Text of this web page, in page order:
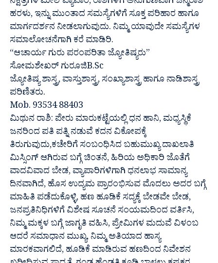
ಹರಳು, ಇನ್ನು ಮುಂತಾದ ಸಮಸ್ಯೆಗಳಿಗೆ ಸೂಕ್ತ ಪರಿಹಾರ ಹಾಗೂ
ಮಾರ್ಗದರ್ಶನ ನೀಡಲಾಗುವುದು. ನಿಮ್ಮ ಯಾವುದೇ ಸಮಸ್ಯೆಗಳ
ಸಮಾಲೋಚನೆಗಾಗಿ ಕರೆ ಮಾಡಿರಿ.
“ಆಚಾರ್ಯ ಗುರು ಪರಂಪರಿತಾ ಜ್ಯೋತಿಷ್ಯರು”
ಸೋಮಶೇಖರ್ ಗುರೂಜಿB.Sc
ಜ್ಯೋತಿಷ್ಯ ಶಾಸ್ತ್ರ, ವಾಸ್ತುಶಾಸ್ತ್ರ, ಸಂಖ್ಯಾಶಾಸ್ತ್ರ ಹಾಗೂ ನಾಡಿಶಾಸ್ತ್ರ
ಪರಿಣಿತರು.
Mob. 93534 88403
ಮಿಥುನ ರಾಶಿ: ಪೇರು ಮಾರುಕಟ್ಟೆಯಲ್ಲಿ ಧನ ಹಾನಿ, ಮಧ್ಯಸ್ಥಿಕೆ
ಜನರಿಂದ ಪತಿ ಪತ್ನಿ ನಡುವೆ ಕದನ ವಿಕೋಪಕ್ಕೆ
ತಿರುಗುವುದು,ಕಚೇರಿಗೆ ಸಂಬಂಧಿಸಿದ ಬಹುಮುಖ್ಯ ದಾಖಲಾತಿ
ಮಿಸ್ಸಿಂಗ್ ಆಗಿರುವ ಬಗ್ಗೆ ಚಿಂತನೆ, ಹಿರಿಯ ಅಧಿಕಾರಿ ಜೊತೆಗೆ
ವಾದವಿವಾದ ಬೇಡ, ವ್ಯಾಪಾರಿಗಳಿಗಾಗಿ ಧನಲಾಭ ಸಾಮಾನ್ಯ
ದಿನವಾಗಿದೆ, ಹೊಸ ಉದ್ಯಮ ಪ್ರಾರಂಭಿಸುವ ಮೊದಲು ಅದರ ಬಗ್ಗೆ
ಮಾಹಿತಿ ಪಡೆದುಕೊಳ್ಳಿ, ಹಣ ಹೂಡಿಕೆ ಸದ್ಯಕ್ಕೆ ಬೇಡವೇ ಬೇಡ,
ಜನಪ್ರತಿನಿಧಿಗಳಿಗೆ ವಿಶೇಷ ಸೂಚನೆ ಸಂಯಮದಿಂದ ವರ್ತಿಸಿ,
ನಿಮ್ಮ ಮಕ್ಕಳ ಬಗ್ಗೆ ಜಾಗೃತಿ ವಹಿಸಿ, ಪ್ರೇಮಿಗಳ ಮದುವೆ ವಿಳಂಬ
ಆದರೆ ಸಮಾಧಾನ ಮುಖ್ಯ, ನಿಮ್ಮ ಅತಿಯಾದ ಹಾಸ್ಯ
ಮಾರಕವಾಗಲಿದೆ, ಹೂಡಿಕೆ ಮಾಡಿರುವ ಹಣದಿಂದ ನಿವೇಶನ